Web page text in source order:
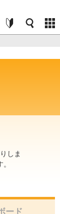
しま
ード